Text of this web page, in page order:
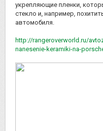
укрепляющие пленки,
стекло и, например,
автомобиля.
http://rangeroverworld.ru/
nanesenie-keramiki-na-